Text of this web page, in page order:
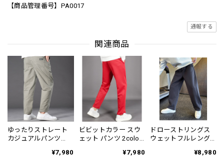
【商品管理番号】PA0017
通報する
関連商品
ゆったりストレート
カジュアルパンツ
¥7,980
ビビットカラー スウ
ェット パンツ 2color
¥7,980
ドローストリングス
ウェットフルレング
¥8,980